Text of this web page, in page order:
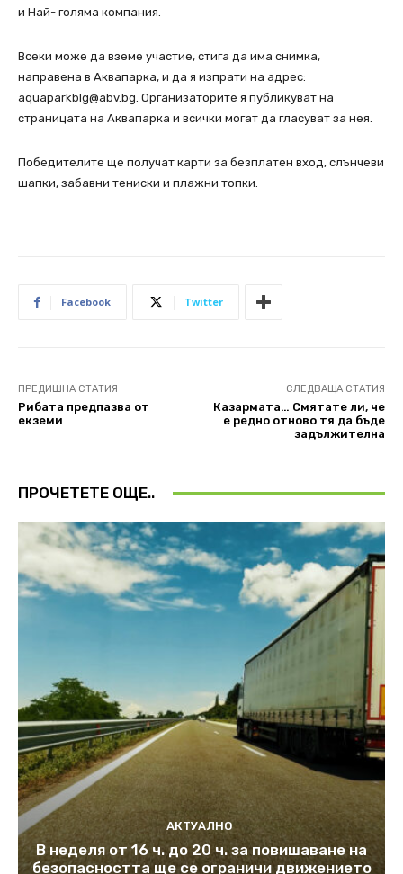
и Най- голяма компания.
Всеки може да вземе участие, стига да има снимка,
направена в Аквапарка, и да я изпрати на адрес:
aquaparkblg@abv.bg. Организаторите я публикуват на
страницата на Аквапарка и всички могат да гласуват за нея.
Победителите ще получат карти за безплатен вход, слънчеви
шапки, забавни тениски и плажни топки.
Facebook Twitter
ПРЕДИШНА СТАТИЯ
Рибата предпазва от
екземи
СЛЕДВАЩА СТАТИЯ
Казармата… Смятате ли, че
е редно отново тя да бъде
задължителна
ПРОЧЕТЕТЕ ОЩЕ..
АКТУАЛНО
В неделя от 16 ч. до 20 ч. за повишаване на
безопасността ще се ограничи движението